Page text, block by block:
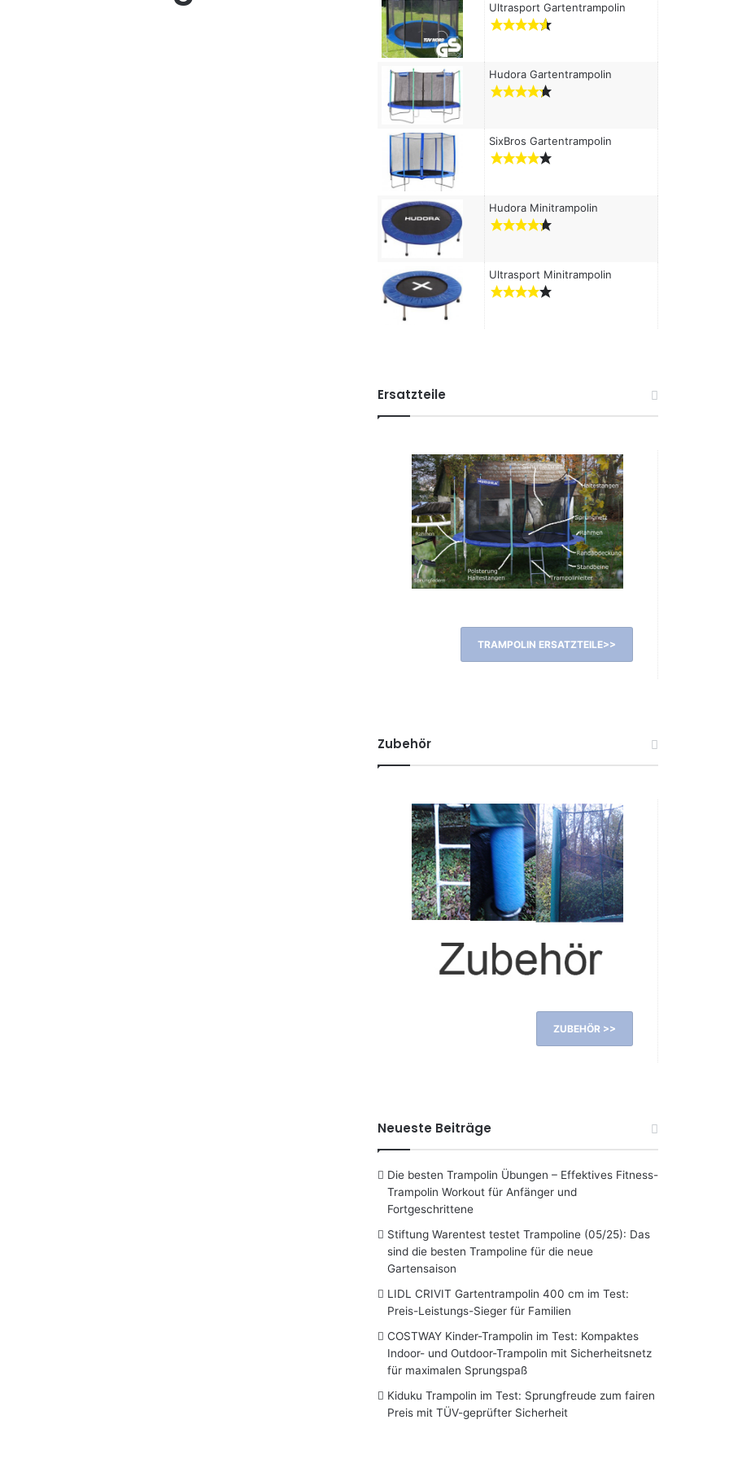
Ultrasport Gartentrampolin
Hudora Gartentrampolin
SixBros Gartentrampolin
Hudora Minitrampolin
Ultrasport Minitrampolin
Ersatzteile
TRAMPOLIN ERSATZTEILE>>
Zubehör
ZUBEHÖR >>
Neueste Beiträge
Die besten Trampolin Übungen – Effektives Fitness-
Trampolin Workout für Anfänger und
Fortgeschrittene
Stiftung Warentest testet Trampoline (05/25): Das
sind die besten Trampoline für die neue
Gartensaison
LIDL CRIVIT Gartentrampolin 400 cm im Test:
Preis-Leistungs-Sieger für Familien
COSTWAY Kinder-Trampolin im Test: Kompaktes
Indoor- und Outdoor-Trampolin mit Sicherheitsnetz
für maximalen Sprungspaß
Kiduku Trampolin im Test: Sprungfreude zum fairen
Preis mit TÜV-geprüfter Sicherheit